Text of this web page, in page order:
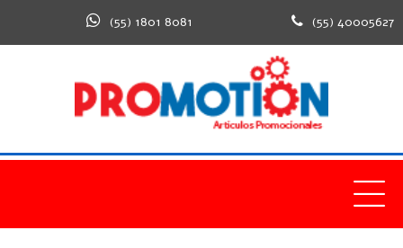
(55) 1801 8081 (55) 40005627